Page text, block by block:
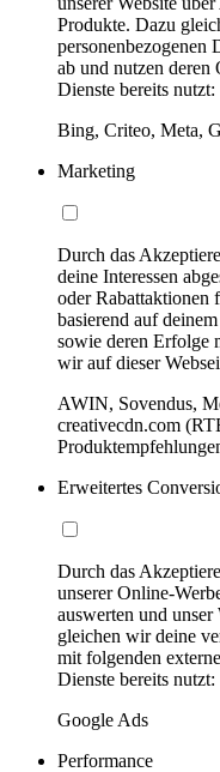
Produkte. Dazu
personenbezogenen
ab und nutzen deren
Dienste bereits nutzt:
Bing, Criteo, Meta,
Marketing
Durch das
deine Interessen
oder Rabattaktionen
basierend auf
sowie deren Erfolge
wir auf dieser
AWIN, Sovendus,
creativecdn.com
Erweitertes
Durch das
unserer Online-
auswerten und
gleichen wir deine
mit folgenden
Dienste bereits nutzt:
Google Ads
Performance